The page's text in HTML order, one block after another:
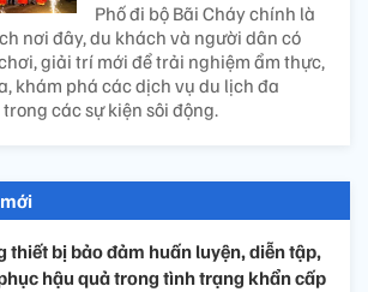
Phố đi bộ Bãi Cháy chính là
nơi đây, du khách và người dân có
giải trí mới để trải nghiệm ẩm thực,
khám phá các dịch vụ du lịch đa
các sự kiện sôi động.
thiết bị bảo đảm huấn luyện, diễn tập,
hậu quả trong tình trạng khẩn cấp